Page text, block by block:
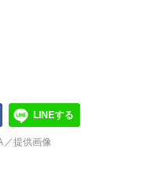
LINEする
／提供画像